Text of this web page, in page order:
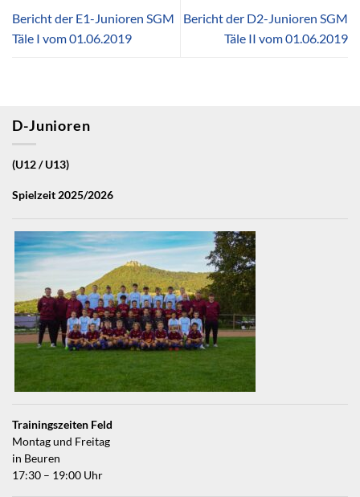
Bericht der E1-Junioren SGM
Täle I vom 01.06.2019
Bericht der D2-Junioren SGM
Täle II vom 01.06.2019
D-Junioren
(U12 / U13)
Spielzeit 2025/2026
Trainingszeiten Feld
Montag und Freitag
in Beuren
17:30 – 19:00 Uhr